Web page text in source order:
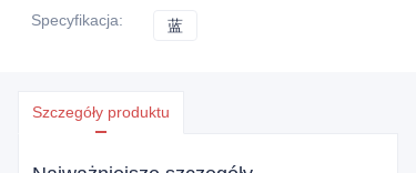
Specyfikacja: 蓝
Szczegóły produktu